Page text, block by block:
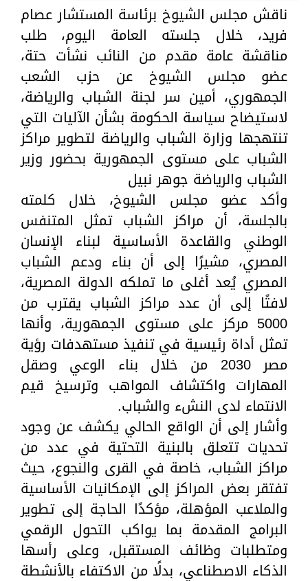
ناقش مجلس الشيوخ برئاسة المستشار عصام
فريد، خلال جلسته العامة اليوم، طلب
مناقشة عامة مقدم من النائب نشأت حتة،
عضو مجلس الشيوخ عن حزب الشعب
الجمهوري، أمين سر لجنة الشباب والرياضة،
لاستيضاح سياسة الحكومة بشأن الآليات التي
تنتهجها وزارة الشباب والرياضة لتطوير مراكز
الشباب على مستوى الجمهورية بحضور وزير
الشباب والرياضة جوهر نبيل
وأكد عضو مجلس الشيوخ، خلال كلمته
بالجلسة، أن مراكز الشباب تمثل المتنفس
الوطني والقاعدة الأساسية لبناء الإنسان
المصري، مشيرًا إلى أن بناء ودعم الشباب
المصري يُعد أغلى ما تملكه الدولة المصرية،
لافتًا إلى أن عدد مراكز الشباب يقترب من
5000 مركز على مستوى الجمهورية، وأنها
تمثل أداة رئيسية في تنفيذ مستهدفات رؤية
مصر 2030 من خلال بناء الوعي وصقل
المهارات واكتشاف المواهب وترسيخ قيم
الانتماء لدى النشء والشباب.
وأشار إلى أن الواقع الحالي يكشف عن وجود
تحديات تتعلق بالبنية التحتية في عدد من
مراكز الشباب، خاصة في القرى والنجوع، حيث
تفتقر بعض المراكز إلى الإمكانيات الأساسية
والملاعب المؤهلة، مؤكدًا الحاجة إلى تطوير
البرامج المقدمة بما يواكب التحول الرقمي
ومتطلبات وظائف المستقبل، وعلى رأسها
الذكاء الاصطناعي، بدلًا من الاكتفاء بالأنشطة